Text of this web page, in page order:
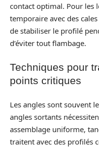
contact optimal. Pour les
temporaire avec des
de stabiliser le profilé
d’éviter tout flambage.
Techniques pour
points critiques
Les angles sont souvent
angles sortants
assemblage uniforme,
traitent avec des profilés